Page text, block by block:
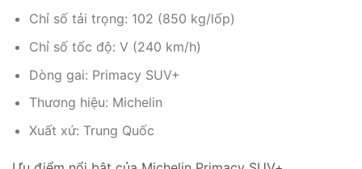
Chỉ số tải trọng: 102 (850 kg/lốp)
Chỉ số tốc độ: V (240 km/h)
Dòng gai: Primacy SUV+
Thương hiệu: Michelin
Xuất xứ: Trung Quốc